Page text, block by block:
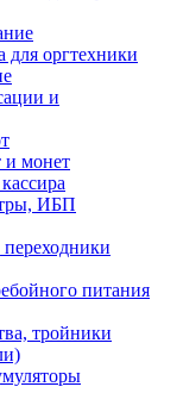
для оргтехники
и
и монет
ИБП
питания
тройники